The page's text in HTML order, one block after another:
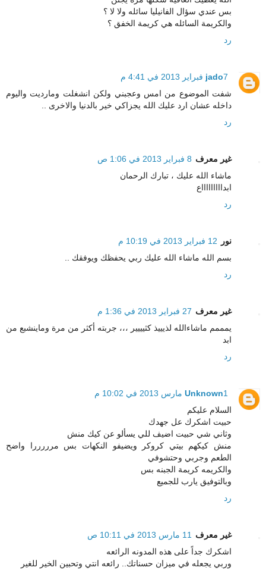
بس عندي سؤال الفانيليا سائله ولا لا ؟
والكريمة السائله هي كريمة الخفق ؟
رد
jado7 فبراير 2013 في 4:41 م
شفت الموضوع من امس وعجبني ولكن انشغلت ومارديت واليوم
داخله عشان ارد عليك الله يجزاكي خير بالدنيا والاخرى ..
رد
غير معرف 8 فبراير 2013 في 1:06 ص
ماشاء الله عليك ، تبارك الرحمان
ابداااااااااع
رد
نور
12 فبراير 2013 في 10:19 م
بسم الله ماشاء الله عليك ربي يحفظك ويوفقك ..
رد
غير معرف 27 فبراير 2013 في 1:36 م
يمممم ماشاءالله لذيييذ كثيييير ،،، جربته أكثر من مرة وماينشبع من
ابد
رد
Unknown1 مارس 2013 في 10:02 م
السلام عليكم
حبيت اشكرك عل جهدك
وثاني شي حبيت اضيف للي يسألو عن كيك منش
منش كيكهم بيتي كروكر ويضيفو النكهات بس مرررررا واضح
الطعم وجربي وحتشوفي
والكريمه كريمة الجبنه بس
وبالتوفيق يارب للجميع
رد
غير معرف
11 مارس 2013 في 10:11 ص
اشكرك جداً على هذه المدونه الرائعه
وربي يجعله في ميزان حسناتك.. رائعه انتي وتحبين الخير للغير